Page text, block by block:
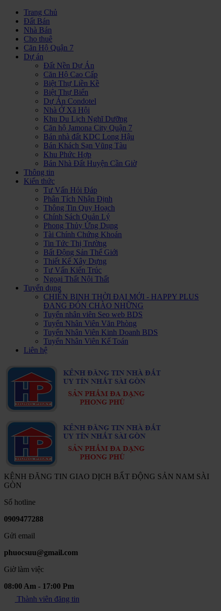
Trang Chủ
Đất Bán
Nhà Bán
Cho thuê
Căn Hộ Quận 7
Dự án
Đất Nền Dự Án
Căn Hộ Cao Cấp
Biệt Thự Liền Kề
Biệt Thự Biển
Dự Án Condotel
Nhà Ở Xã Hội
Khu Du Lịch Nghĩ Dưỡng
Căn hộ Jamona City Quận 7
Bán nhà đất KDC Long Hậu
Bán Khách Sạn Vũng Tàu
Khu Phức Hợp
Bán Nhà Đất Huyện Cần Giờ
Thông tin
Kiến thức
Tư Vấn Hỏi Đáp
Phân Tích Nhận Định
Thông Tin Quy Hoạch
Chính Sách Quản Lý
Phong Thủy Ứng Dụng
Tài Chính Chứng Khoán
Tin Tức Thị Trường
Bất Động Sản Thế Giới
Thiết Kế Xây Dựng
Tư Vấn Kiến Trúc
Ngoại Thất Nội Thất
Tuyển dụng
CHIẾN BINH THỜI ĐẠI MỚI - HAPPY PLUS
ĐANG ĐÓN CHÀO NHỮNG
Tuyển nhân viên Seo web BDS
Tuyển Nhân Viên Văn Phòng
Tuyển Nhân Viên Kinh Doanh BDS
Tuyển Nhân Viên Kế Toán
Liên hệ
KÊNH ĐĂNG TIN GIAO DỊCH BẤT ĐỘNG SẢN NAM SÀI
GÒN
Số hotline
0909477288
Gửi email
phuocsuu@gmail.com
Giờ làm việc
08:00 Am - 17:00 Pm
Thành viên đăng tin